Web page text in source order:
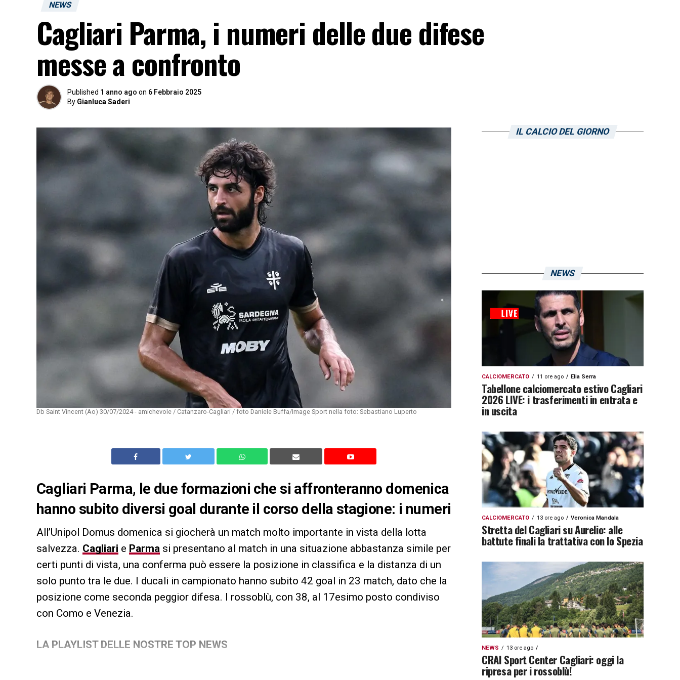
NEWS
Cagliari Parma, i numeri delle due difese
messe a confronto
Published 1 anno ago on 6 Febbraio 2025
By Gianluca Saderi
Db Saint Vincent (Ao) 30/07/2024 - amichevole / Catanzaro-Cagliari / foto Daniele Buffa/Image Sport nella foto: Sebastiano Luperto
Cagliari Parma, le due formazioni che si affronteranno domenica
hanno subito diversi goal durante il corso della stagione: i numeri
All’Unipol Domus domenica si giocherà un match molto importante in vista della lotta
salvezza. Cagliari e Parma si presentano al match in una situazione abbastanza simile per
certi punti di vista, una conferma può essere la posizione in classifica e la distanza di un
solo punto tra le due. I ducali in campionato hanno subito 42 goal in 23 match, dato che la
posizione come seconda peggior difesa. I rossoblù, con 38, al 17esimo posto condiviso
con Como e Venezia.
LA PLAYLIST DELLE NOSTRE TOP NEWS
IL CALCIO DEL GIORNO
NEWS
CALCIOMERCATO 11 ore ago Elia Serra
Tabellone calciomercato estivo Cagliari
2026 LIVE: i trasferimenti in entrata e
in uscita
CALCIOMERCATO 13 ore ago Veronica Mandala
Stretta del Cagliari su Aurelio: alle
battute finali la trattativa con lo Spezia
NEWS 13 ore ago
CRAI Sport Center Cagliari: oggi la
ripresa per i rossoblù!